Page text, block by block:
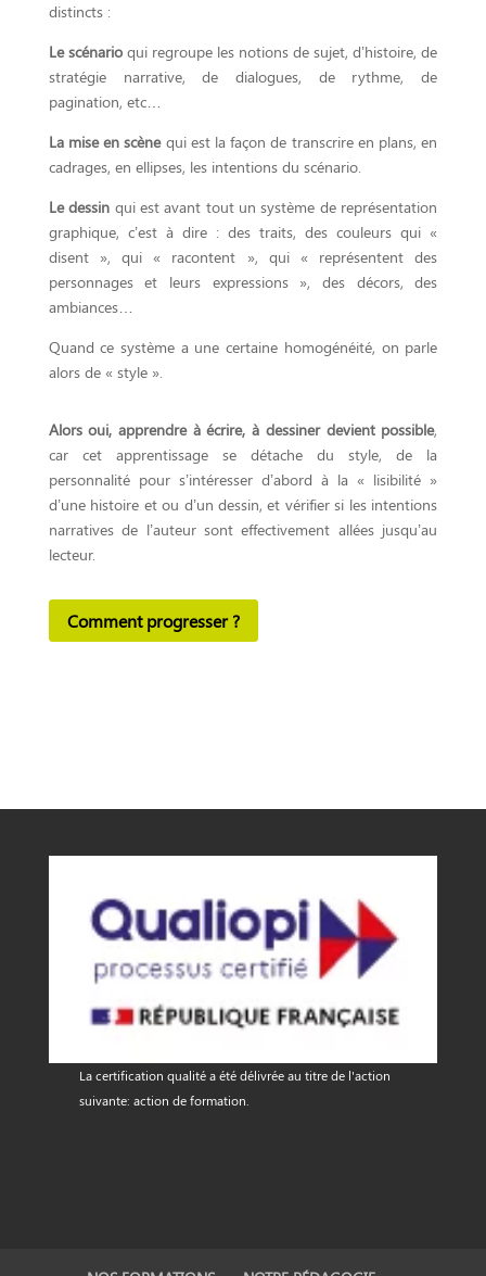
distincts :
Le scénarioqui regroupe les notions de sujet, d’histoire, de
stratégie narrative, de dialogues, de rythme, de
pagination, etc…
La mise en scènequi est la façon de transcrire en plans, en
cadrages, en ellipses, les intentions du scénario.
Le dessin qui est avant tout un système de représentation
graphique, c’est à dire : des traits, des couleurs qui «
disent », qui « racontent », qui « représentent des
personnages et leurs expressions », des décors, des
ambiances…
Quand ce système a une certaine homogénéité, on parle
alors de « style ».
Alors oui, apprendre à écrire, à dessiner devient possible,
car cet apprentissage se détache du style, de la
personnalité pour s’intéresser d’abord à la « lisibilité »
d’une histoire et ou d’un dessin, et vérifier si les intentions
narratives de l’auteur sont effectivement allées jusqu’au
lecteur.
Comment progresser ?
La certification qualité a été délivrée au titre de l'action
suivante: action de formation.